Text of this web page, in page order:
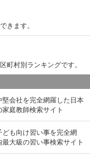
きます。
町村別ランキングです。
堅会社を完全網羅した日本
家庭教師検索サイト
ども向け習い事を完全網
最大級の習い事検索サイト